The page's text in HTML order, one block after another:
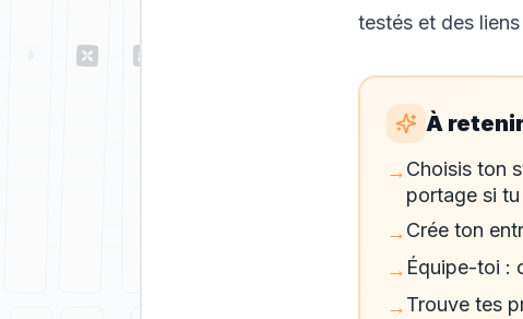
testés et des
À
→Choisis ton
portage si
→Crée ton
→ Équipe-toi :
→Trouve tes